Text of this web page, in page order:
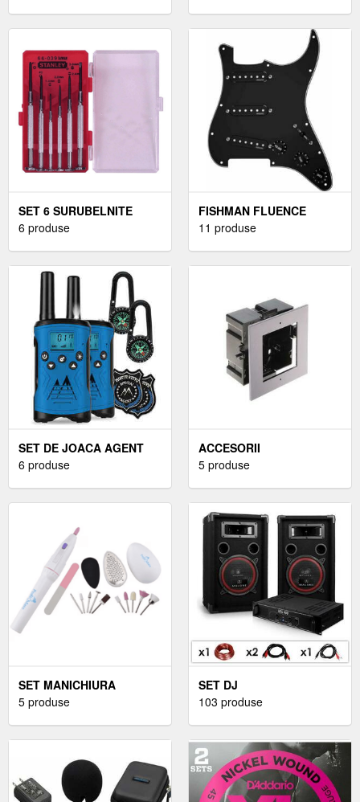
SET 6 SURUBELNITE
PRECIZIE
6 produse
FISHMAN FLUENCE
MODERN SET
11 produse
SET DE JOACA AGENT
6 produse
ACCESORII
VIDEOINTERFON
5 produse
SET MANICHIURA
PERFECT
5 produse
SET DJ
103 produse